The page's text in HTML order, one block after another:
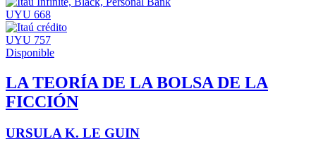
UYU 668
UYU 757
Disponible
LA TEORÍA DE LA BOLSA DE LA
FICCIÓN
URSULA K. LE GUIN